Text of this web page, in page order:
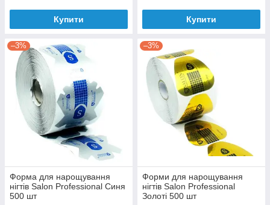
Купити Купити
–3%
Форма для нарощування
нігтів Salon Professional Синя
500 шт
–3%
Форми для нарощування
нігтів Salon Professional
Золоті 500 шт